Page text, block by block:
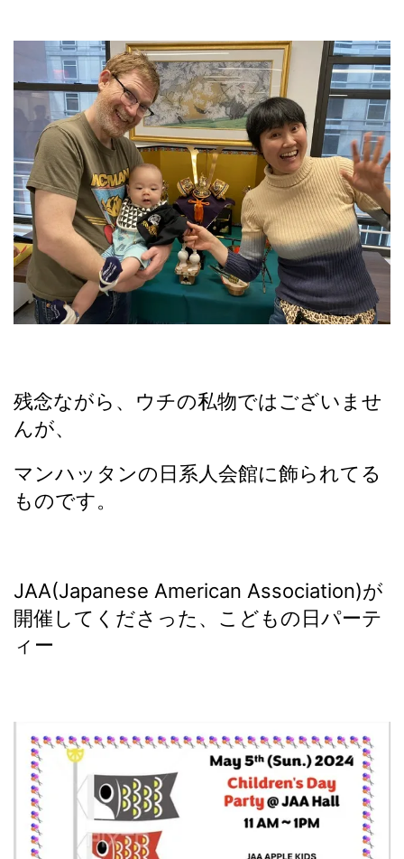
残念ながら、ウチの私物ではございませ
んが、
マンハッタンの日系人会館に飾られてる
ものです。
JAA(Japanese American Association)が
開催してくださった、こどもの日パーテ
ィー